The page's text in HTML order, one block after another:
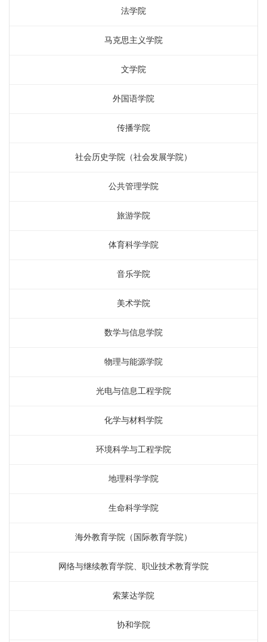
法学院
马克思主义学院
文学院
外国语学院
传播学院
社会历史学院（社会发展学院）
公共管理学院
旅游学院
体育科学学院
音乐学院
美术学院
数学与信息学院
物理与能源学院
光电与信息工程学院
化学与材料学院
环境科学与工程学院
地理科学学院
生命科学学院
海外教育学院（国际教育学院）
网络与继续教育学院、职业技术教育学院
索莱达学院
协和学院